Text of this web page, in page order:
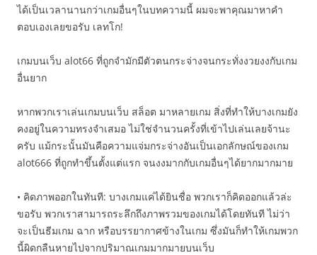
ได้เป็นเวลานานกว่าเกมอื่นๆในบทความนี้ ผมจะพาคุณมาหาคำ
ตอบเองเลยขอรับ เลทโก!
เกมบนเว็บ alot66 ที่ถูกจำมักมีตัวตนกระจ่างจนกระทั่งงวยงงกับเกม
อื่นยาก
หากพวกเราเล่นเกมบนเว็บ สล็อต มาหลายเกม สิ่งที่ทำให้บางเกมยัง
คงอยู่ในความทรงจำเสมอ ไม่ใช่จำนวนครั้งที่เข้าไปเล่นเลยจ้านะ
ครับ แม้กระนั้นมันคือความแจ่มกระจ่างอันเป็นเอกลักษณ์ของเกม
alot666 ที่ถูกทำขึ้นตั้งแต่แรก จนงงมากกับเกมอื่นๆได้ยากมากมาย
• คิดภาพออกในทันที: บางเกมแค่ได้ยินชื่อ พวกเราก็คิดออกแล้วล่ะ
ขอรับ พวกเราสามารถระลึกถึงภาพรวมของเกมได้โดยทันที ไม่ว่า
จะเป็นธีมเกม ฉาก หรือบรรยากาศข้างในเกม ซึ่งมันก็ทำให้เกมพวก
นี้ผิดกลืนหายไปจากปริมาณเกมมากมายบนเว็บ